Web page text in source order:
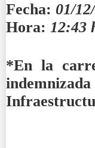
Fecha: 01/
Hora: 12:43
*En la